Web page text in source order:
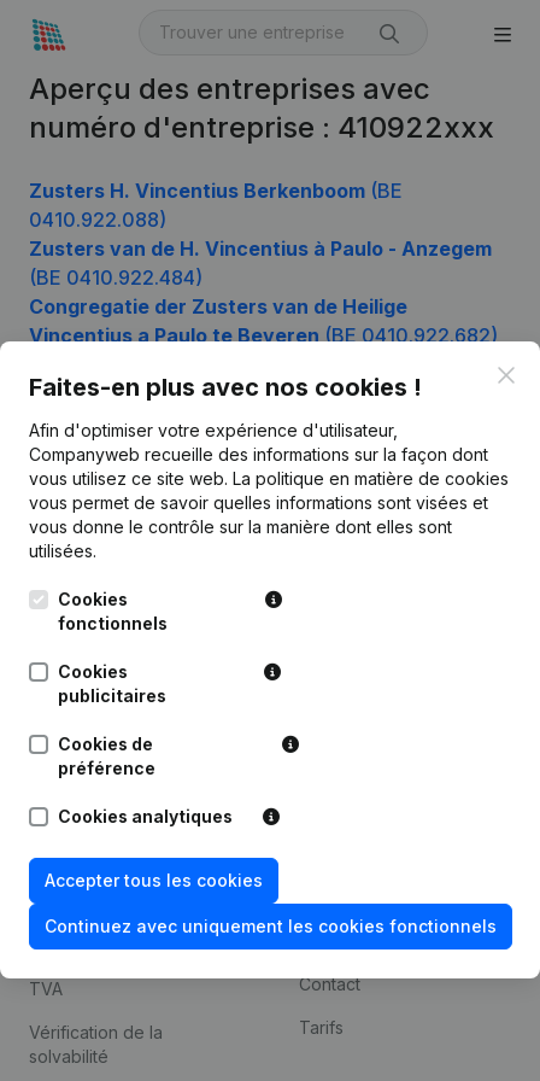
Aperçu des entreprises avec
numéro d'entreprise : 410922xxx
Zusters H. Vincentius Berkenboom (BE
0410.922.088)
Zusters van de H. Vincentius à Paulo - Anzegem
(BE 0410.922.484)
Congregatie der Zusters van de Heilige
Vincentius a Paulo te Beveren(BE 0410.922.682)
Faites-en plus avec nos cookies !
Afin d'optimiser votre expérience d'utilisateur,
Companyweb recueille des informations sur la façon dont
vous utilisez ce site web. La politique en matière de cookies
vous permet de savoir quelles informations sont visées et
vous donne le contrôle sur la manière dont elles sont
utilisées.
Cookies
fonctionnels
Cookies
publicitaires
Cookies de
préférence
Cookies analytiques
Accepter tous les cookies
Continuez avec uniquement les cookies fonctionnels
Français
Kantorenpark Everest
Leuvensesteenweg
1800 Vilvoorde
Produit
Informations d’entreprise
Monitoring
Compliance et prévention
de la fraude
Consulter des comptes
annuels
TVA
Vérification de la
solvabilité
Contact
Tarifs